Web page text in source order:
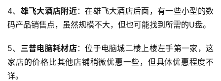
4、 雄飞大酒店附近：在雄飞大酒店后面，有一些小型的数
码产品销售点，虽然规模不大，但也可能找到所需的U盘。
5、 三普电脑耗材店：位于电脑城二楼上楼左手第一家，这
家店的价格比其他店铺稍微优惠一些，但具体优惠程度不
详。